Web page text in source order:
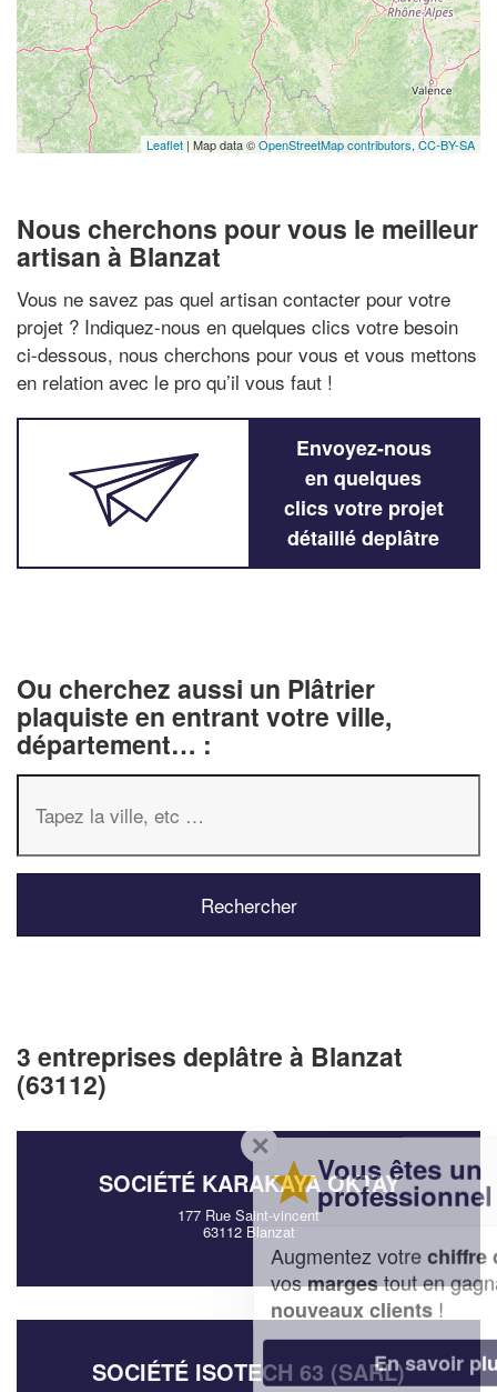
Leaflet | Map data ©OpenStreetMap contributors, CC-BY-SA
Nous cherchons pour vous le meilleur
artisan à Blanzat
Vous ne savez pas quel artisan contacter pour votre
projet ? Indiquez-nous en quelques clics votre besoin
ci-dessous, nous cherchons pour vous et vous mettons
en relation avec le pro qu’il vous faut !
Envoyez-nous
en quelques
clics votre projet
détaillé deplâtre
Ou cherchez aussi un Plâtrier
plaquiste en entrant votre ville,
département… :
3 entreprises deplâtre à Blanzat
(63112)
SOCIÉTÉ KARAKAYA OKTAY
177 Rue Saint-vincent
63112 Blanzat
SOCIÉTÉ ISOTECH 63 (SARL)
Vous êtes un
professionnel ?
Augmentez votrechiffre d'affaireset
vosmargestout en gagnant de
nouveaux clients!
En savoir plus